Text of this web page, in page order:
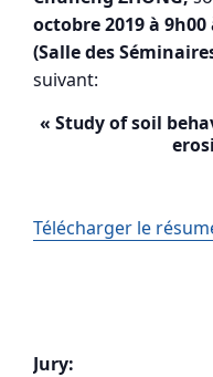
octobre 2019 à 9h00
(Salle des
suivant:
« Study of soil
Télécharger le
Jury: